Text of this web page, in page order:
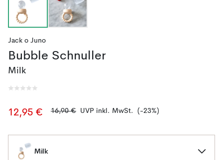
Jack o Juno
Bubble Schnuller
Milk
12,95 € 16,90 € UVP inkl. MwSt. (-23%)
Milk